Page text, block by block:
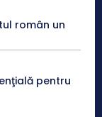
român un
pentru